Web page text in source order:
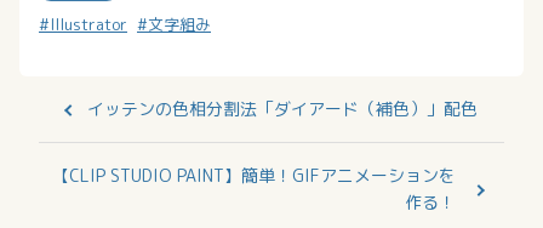
Illustrator 文字組み
イッテンの色相分割法「ダイアード（補色）」配色
【CLIP STUDIO PAINT】簡単！GIFアニメーションを
作る！